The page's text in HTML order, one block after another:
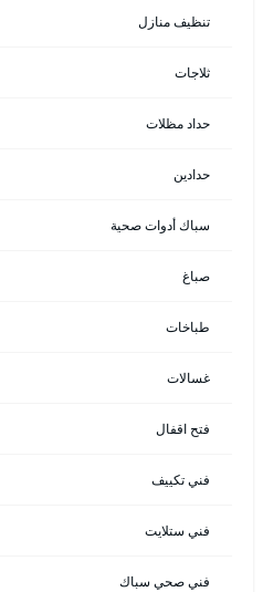
تنظيف منازل
ثلاجات
حداد مظلات
حدادين
سباك أدوات صحية
صباغ
طباخات
غسالات
فتح اقفال
فني تكييف
فني ستلايت
فني صحي سباك